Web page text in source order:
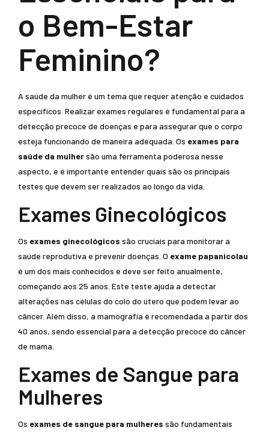
o Bem-Estar
Feminino?
A saúde da mulher é um tema que requer atenção e cuidados
específicos. Realizar exames regulares é fundamental para a
detecção precoce de doenças e para assegurar que o corpo
esteja funcionando de maneira adequada. Os exames para
saúde da mulhersão uma ferramenta poderosa nesse
aspecto, e é importante entender quais são os principais
testes que devem ser realizados ao longo da vida.
Exames Ginecológicos
Os exames ginecológicos são cruciais para monitorar a
saúde reprodutiva e prevenir doenças. O exame papanicolau
é um dos mais conhecidos e deve ser feito anualmente,
começando aos 25 anos. Este teste ajuda a detectar
alterações nas células do colo do útero que podem levar ao
câncer. Além disso, a mamografia é recomendada a partir dos
40 anos, sendo essencial para a detecção precoce do câncer
de mama.
Exames de Sangue para
Mulheres
Os exames de sangue para mulheres são fundamentais